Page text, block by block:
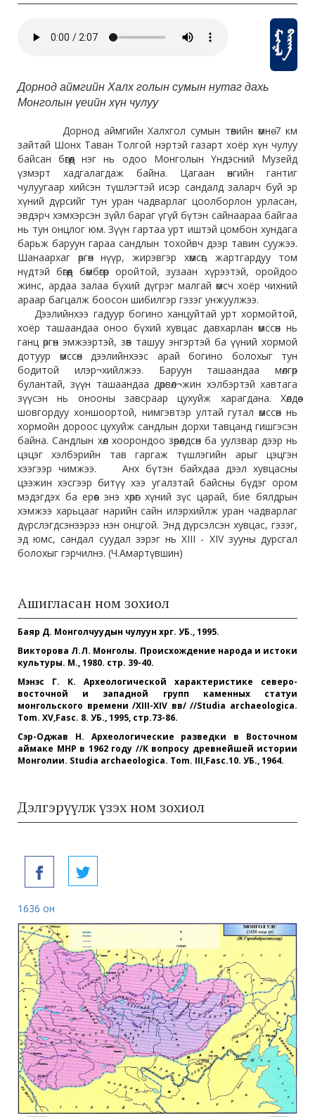
Дорнод аймгийн Халх голын сумын нутаг дахь
Монголын үеийн хүн чулуу
Дорнод аймгийн Халхгол сумын төвийн өмнө 7 км
зайтай Шонх Таван Толгой нэртэй газарт хоёр хүн чулуу
байсан бөгөөд нэг нь одоо Монголын Үндэсний Музейд
үзмэрт хадгалагдаж байна. Цагаан өнгийн гантиг
чулуугаар хийсэн түшлэгтэй исэр сандалд заларч буй эр
хүний дүрсийг тун уран чадварлаг цоолборлон урласан,
эвдэрч хэмхэрсэн зүйл бараг үгүй бүтэн сайнаараа байгаа
нь тун онцлог юм. Зүүн гартаа урт иштэй цомбон хундага
барьж баруун гараа сандлын тохойвч дээр тавин суужээ.
Шанаархаг өргөн нүүр, жирэвгэр хөмсөг, жартгардуу том
нүдтэй бөгөөд бөмбөгөр оройтой, зузаан хүрээтэй, оройдоо
жинс, ардаа залаа бүхий дүгрэг малгай өмсч хоёр чихний
араар багцалж боосон шибилгэр гэзэг унжуулжээ.
Дээлийнхээ гадуур богино ханцуйтай урт хормойтой,
хоёр ташаандаа оноо бүхий хувцас давхарлан өмссөн нь
ганц өргөн эмжээртэй, зөв ташуу энгэртэй ба үүний хормой
дотуур өмссөн дээлийнхээс арай богино болохыг тун
бодитой илэр¬хийлжээ. Баруун ташаандаа мөлгөр
булантай, зүүн ташаандаа дөрвөл¬жин хэлбэртэй хавтага
зүүсэн нь онооны завсраар цухуйж харагдана. Хөлдөө
шовгордуу хоншоортой, нимгэвтэр ултай гутал өмссөн нь
хормойн дороос цухуйж сандлын дорхи тавцанд гишгэсэн
байна. Сандлын хөл хоорондоо зөрөлдсөн ба уулзвар дээр нь
цэцэг хэлбэрийн тав гаргаж түшлэгийн арыг цэцгэн
хээгээр чимжээ. Анх бүтэн байхдаа дээл хувцасны
цээжин хэсгээр битүү хээ угалзтай байсны бүдэг ором
мэдэгдэх ба ерөөс энэ хөрөг хүний зүс царай, бие бялдрын
хэмжээ харьцааг нарийн сайн илэрхийлж уран чадварлаг
дүрслэгдсэнээрээ нэн онцгой. Энд дүрсэлсэн хувцас, гэзэг,
эд юмс, сандал суудал зэрэг нь ХIII - ХIV зууны дурсгал
болохыг гэрчилнэ. (Ч.Амартүвшин)
Ашигласан ном зохиол
Баяр Д. Монголчуудын чулуун хөрөг. УБ., 1995.
Викторова Л.Л. Монголы. Происхождение народа и истоки
культуры. М., 1980. стр. 39-40.
Мэнэс Г. К. Археологической характеристике северо-
восточной и западной групп каменных статуи
монгольского времени /XIII-XIV вв/ //Studia archaeologica.
Тom. XV,Fasc. 8. УБ., 1995, стр.73-86.
Сэр-Оджав Н. Археологические разведки в Восточном
аймаке МНР в 1962 году //К вопросу древнейшей истории
Монголии. Studia archaeologica. Тom. III,Fasc.10. УБ., 1964.
Дэлгэрүүлж үзэх ном зохиол
1636 он